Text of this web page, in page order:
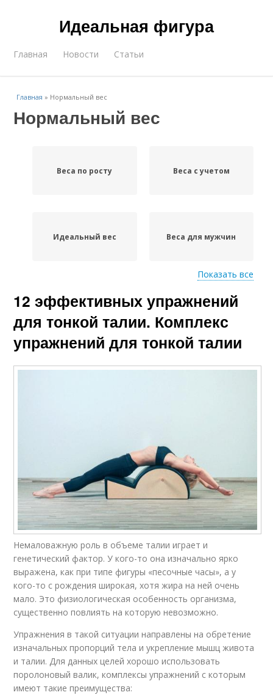
Идеальная фигура
Главная Новости Статьи
Главная » Нормальный вес
Нормальный вес
Веса по росту Веса с учетом
Идеальный вес Веса для мужчин
Вес по росту Вес для мужчины
Вес при росте Вес по формуле
Вес для подростка Веса для девушек
Показать все
12 эффективных упражнений
для тонкой талии. Комплекс
упражнений для тонкой талии
Немаловажную роль в объеме талии играет и
генетический фактор. У кого-то она изначально ярко
выражена, как при типе фигуры «песочные часы», а у
кого-то с рождения широкая, хотя жира на ней очень
мало. Это физиологическая особенность организма,
существенно повлиять на которую невозможно.
Упражнения в такой ситуации направлены на обретение
изначальных пропорций тела и укрепление мышц живота
и талии. Для данных целей хорошо использовать
поролоновый валик, комплексы упражнений с которым
имеют такие преимущества: